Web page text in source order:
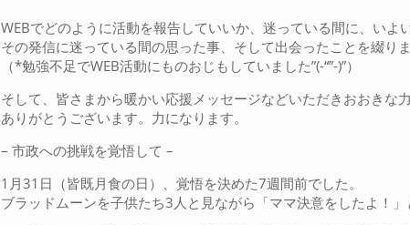
WEBでどのように活動を報告していいか、迷っている間に、いよ
その発信に迷っている間の思った事、そして出会ったことを綴り
（*勉強不足でWEB活動にものおじもしていました”(-“”-)”）
そして、皆さまから暖かい応援メッセージなどいただきおおきな
ありがとうございます。力になります。
– 市政への挑戦を覚悟して –
1月31日（皆既月食の日）、覚悟を決めた7週間前でした。
ブラッドムーンを子供たち3人と見ながら「ママ決意をしたよ！」